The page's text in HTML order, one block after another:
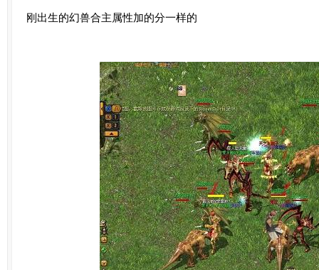
刚出生的幻兽合主属性加的分一样的